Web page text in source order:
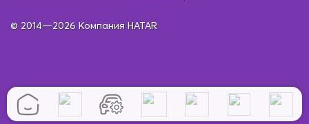
Коричневый Бежевый/Черный
© 2014—2026 Компания HATAR